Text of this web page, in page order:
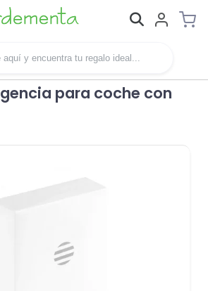
para coche con